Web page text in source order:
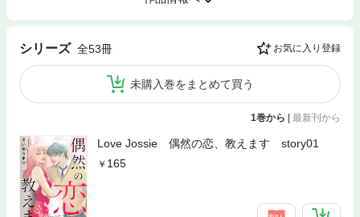
シリーズ 全53冊 お気に入り登録
未購入巻をまとめて買う
1巻から 最新刊から
Love Jossie 偶然の恋、教えます story01
165